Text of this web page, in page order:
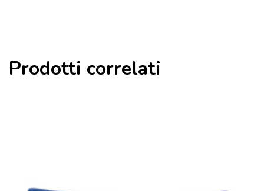
Prodotti correlati